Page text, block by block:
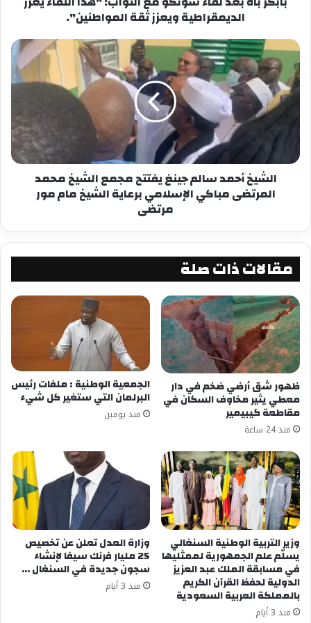
لأسباب إنسانية وفي محاولة لتخفيف التوترات.
شارك هذا الموضوع:
فيس بوك X
معجب بهذه:
الديمقراطية ويعزز ثقة المواطنين".
الشيخ أحمد سالم جينغ يفتتح مجمع الشيخ محمد
المرتضى مباكي الإسلامي برعاية الشيخ مام مور
مرتضى
مقالات ذات صلة
ظهور شق أرضي ضخم في دار
معطي يثير مخاوف السكان في
مقاطعة كيبيمير
منذ 24 ساعة
الجمعية الوطنية : ملفات رئيس
البرلمان التي ستغير كل شيء
منذ يومين
وزير التربية الوطنية السنغالي
يسلّم علم الجمهورية لممثليها
في مسابقة الملك عبد العزيز
الدولية لحفظ القرآن الكريم
بالمملكة العربية السعودية
منذ 3 أيام
وزارة العدل تعلن عن تخصيص
25 مليار فرنك سيفا لإنشاء
سجون جديدة في السنغال …
منذ 3 أيام